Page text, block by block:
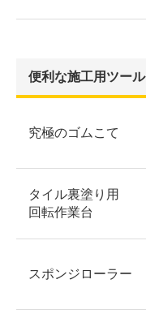
便利な施工用ツール
究極のゴムこて
タイル裏塗り用
回転作業台
スポンジローラー